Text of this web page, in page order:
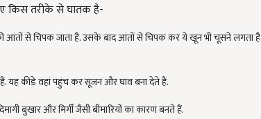
किस तरीके से घातक है-
आंतों से चिपक जाता है. उसके बाद आंतों से चिपक कर ये खून भी चूसने लगता है
यह कीड़े वहां पहुंच कर सूजन और घाव बना देते हैं.
बुखार और मिर्गी जैसी बीमारियों का कारण बनते हैं.